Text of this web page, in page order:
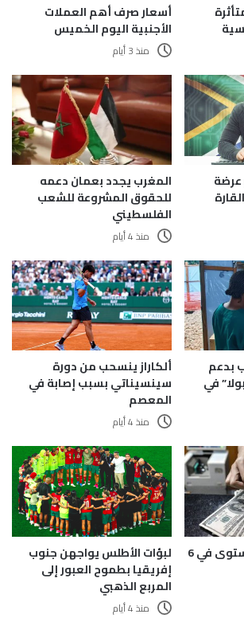
أسعار صرف أهم العملات
الأجنبية اليوم الخميس
منذ 3 أيام
عرضة
المغرب يجدد بعمان دعمه
للحقوق المشروعة للشعب
الفلسطيني
منذ 4 أيام
بدعم
في
ألكاراز ينسحب من دورة
سينسيناتي بسبب إصابة في
المعصم
منذ 4 أيام
الدولار قرب أدنى مستوى في 6
لبؤات الأطلس يواجهن جنوب
إفريقيا بطموح العبور إلى
المربع الذهبي
منذ 4 أيام